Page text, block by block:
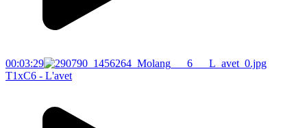
00:03:29
T1xC6 - L'avet